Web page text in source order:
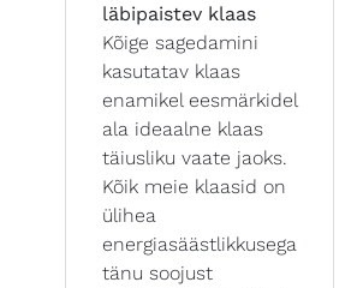
läbipaistev klaas
Kõige sagedamini
kasutatav klaas
enamikel eesmärkidel
ala ideaalne klaas
täiusliku vaate jaoks.
Kõik meie klaasid on
ülihea
energiasäästlikkusega
tänu soojust